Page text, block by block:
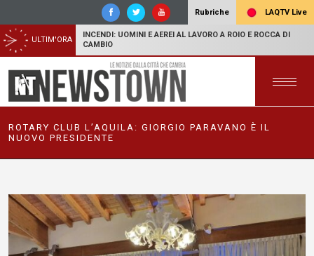
Rubriche LAQTV Live
ULTIM'ORA
INCENDI: UOMINI E AEREI AL LAVORO A ROIO E ROCCA DI
CAMBIO
ROTARY CLUB L’AQUILA: GIORGIO PARAVANO È IL
NUOVO PRESIDENTE